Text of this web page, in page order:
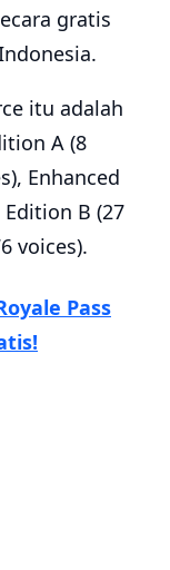
gratis
itu adalah
A (8
Enhanced
B (27
voices).
Pass